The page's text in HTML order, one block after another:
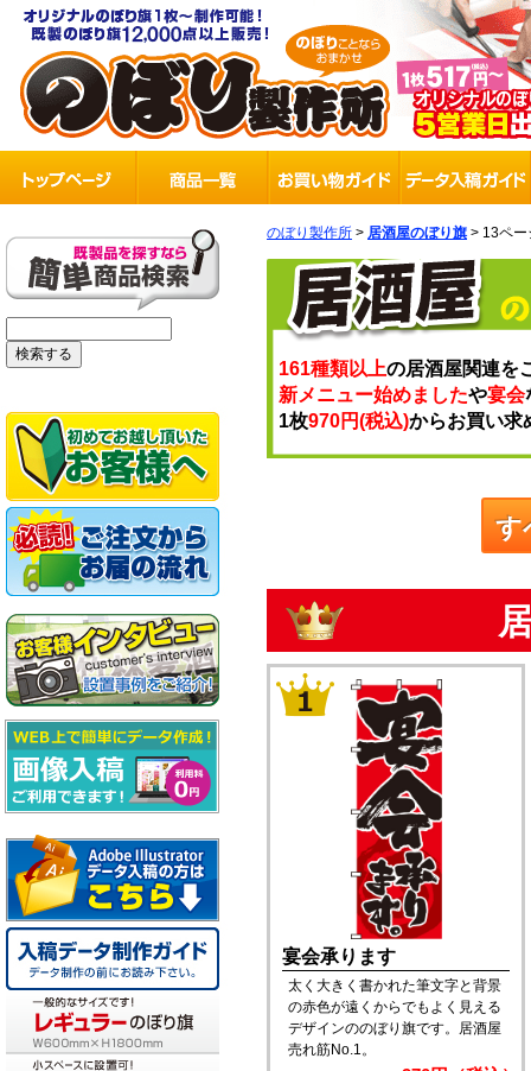
のぼり製作所 > 居酒屋のぼり旗 > 13ペー
161種類以上の居酒屋関連を
新メニュー始めましたや宴会
1枚970円(税込)からお買い求
す
宴会承ります
太く大きく書かれた筆文字と背景
の赤色が遠くからでもよく見える
デザインののぼり旗です。居酒屋
売れ筋No.1。